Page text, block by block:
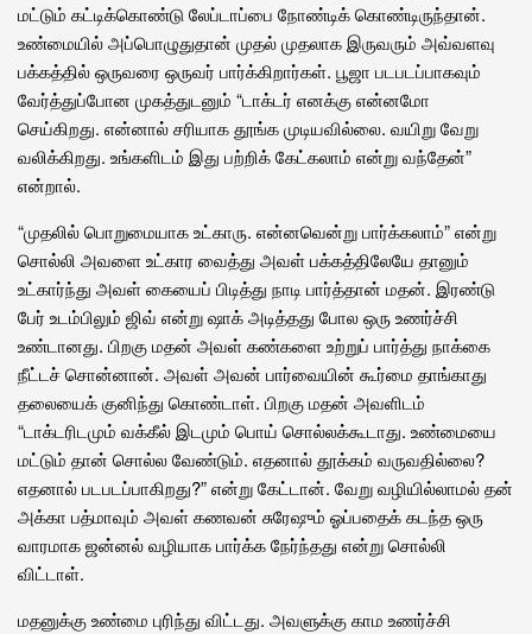
மட்டும் கட்டிக்கொண்டு லேப்டாப்பை நோண்டிக் கொண்டிருந்தான்.
உண்மையில் அப்பொழுதுதான் முதல் முதலாக இருவரும் அவ்வளவு
பக்கத்தில் ஒருவரை ஒருவர் பார்க்கிறார்கள். பூஜா படபடப்பாகவும்
வேர்த்துப்போன முகத்துடனும் “டாக்டர் எனக்கு என்னமோ
செய்கிறது. என்னால் சரியாக தூங்க முடியவில்லை. வயிறு வேறு
வலிக்கிறது. உங்களிடம் இது பற்றிக் கேட்கலாம் என்று வந்தேன்”
என்றால்.
“முதலில் பொறுமையாக உட்காரு. என்னவென்று பார்க்கலாம்” என்று
சொல்லி அவளை உட்கார வைத்து அவள் பக்கத்திலேயே தானும்
உட்கார்ந்து அவள் கையைப் பிடித்து நாடி பார்த்தான் மதன். இரண்டு
பேர் உடம்பிலும் ஜிவ் என்று ஷாக் அடித்தது போல ஒரு உணர்ச்சி
உண்டானது. பிறகு மதன் அவள் கண்களை உற்றுப் பார்த்து நாக்கை
நீட்டச் சொன்னான். அவள் அவன் பார்வையின் கூர்மை தாங்காது
தலையைக் குனிந்து கொண்டாள். பிறகு மதன் அவளிடம்
“டாக்டரிடமும் வக்கீல் இடமும் பொய் சொல்லக்கூடாது. உண்மையை
மட்டும் தான் சொல்ல வேண்டும். எதனால் தூக்கம் வருவதில்லை?
எதனால் படபடப்பாகிறது?” என்று கேட்டான். வேறு வழியில்லாமல் தன்
அக்கா பத்மாவும் அவள் கணவன் சுரேஷும் ஓப்பதைக் கடந்த ஒரு
வாரமாக ஜன்னல் வழியாக பார்க்க நேர்ந்தது என்று சொல்லி
விட்டாள்.
மதனுக்கு உண்மை புரிந்து விட்டது. அவளுக்கு காம உணர்ச்சி